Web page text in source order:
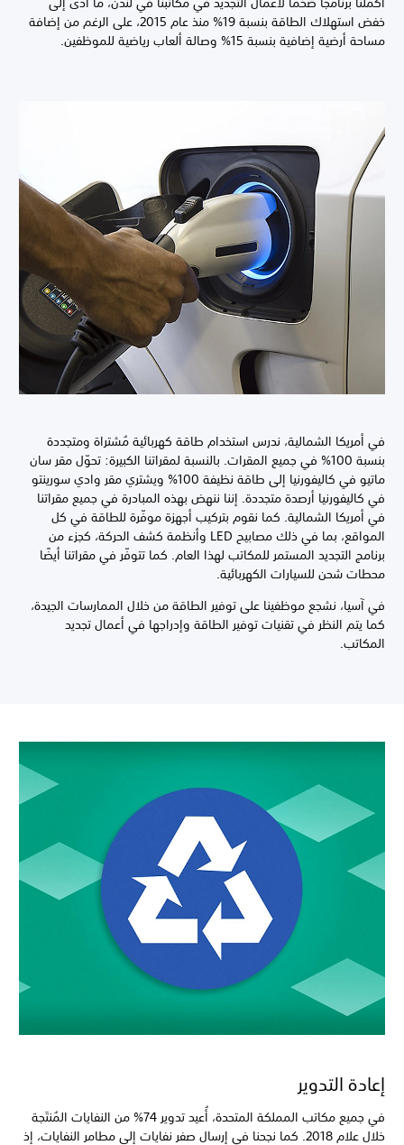
خفض استهلاك الطاقة بنسبة 19% منذ عام 2015، على الرغم من إضافة
مساحة أرضية إضافية بنسبة 15% وصالة ألعاب رياضية للموظفين.
في أمريكا الشمالية، ندرس استخدام طاقة كهربائية مُشتراة ومتجددة
بنسبة 100% في جميع المقرات. بالنسبة لمقراتنا الكبيرة: تحوّل مقر سان
ماتيو في كاليفورنيا إلى طاقة نظيفة 100% ويشتري مقر وادي سورينتو
في كاليفورنيا أرصدة متجددة. إننا ننهض بهذه المبادرة في جميع مقراتنا
في أمريكا الشمالية. كما نقوم بتركيب أجهزة موفّرة للطاقة في كل
المواقع، بما في ذلك مصابيح LED وأنظمة كشف الحركة، كجزء من
برنامج التجديد المستمر للمكاتب لهذا العام. كما تتوفّر في مقراتنا أيضًا
محطات شحن للسيارات الكهربائية.
في آسيا، نشجع موظفينا على توفير الطاقة من خلال الممارسات الجيدة،
كما يتم النظر في تقنيات توفير الطاقة وإدراجها في أعمال تجديد
المكاتب.
إعادة التدوير
في جميع مكاتب المملكة المتحدة، أُعيد تدوير 74% من النفايات المُنتَجة
خلال علام 2018. كما نجحنا في إرسال صفر نفايات إلى مطامر النفايات، إذ